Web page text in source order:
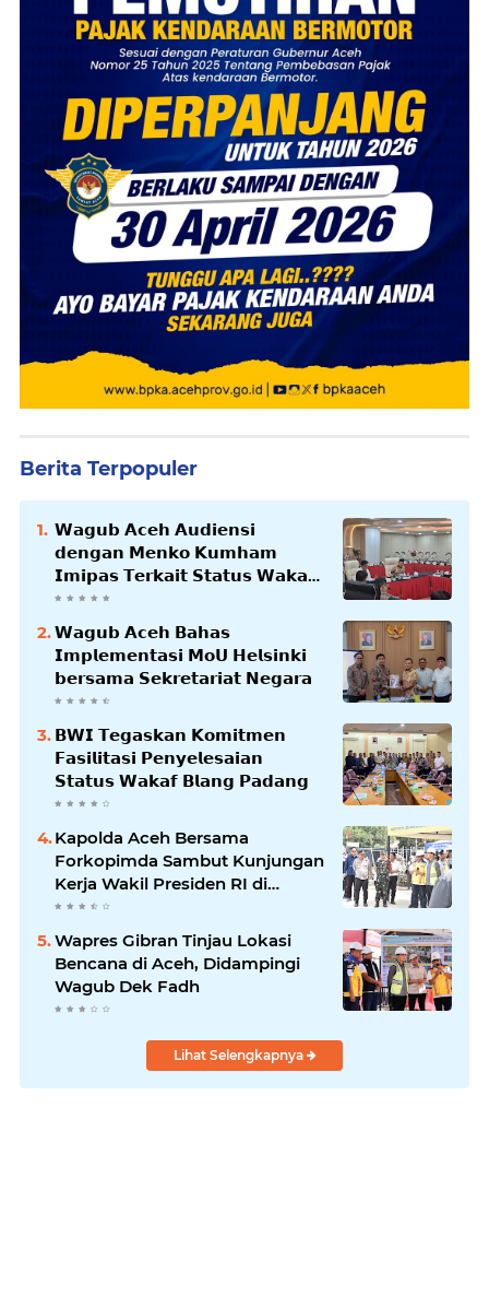
Berita Terpopuler
𝗪𝗮𝗴𝘂𝗯 𝗔𝗰𝗲𝗵 𝗔𝘂𝗱𝗶𝗲𝗻𝘀𝗶
𝗱𝗲𝗻𝗴𝗮𝗻 𝗠𝗲𝗻𝗸𝗼 𝗞𝘂𝗺𝗵𝗮𝗺
𝗜𝗺𝗶𝗽𝗮𝘀 𝗧𝗲𝗿𝗸𝗮𝗶𝘁 𝗦𝘁𝗮𝘁𝘂𝘀 𝗪𝗮𝗸𝗮𝗳
𝗕𝗹𝗮𝗻𝗴𝗽𝗮𝗱𝗮𝗻𝗴
𝗪𝗮𝗴𝘂𝗯 𝗔𝗰𝗲𝗵 𝗕𝗮𝗵𝗮𝘀
𝗜𝗺𝗽𝗹𝗲𝗺𝗲𝗻𝘁𝗮𝘀𝗶 𝗠𝗼𝗨 𝗛𝗲𝗹𝘀𝗶𝗻𝗸𝗶
𝗯𝗲𝗿𝘀𝗮𝗺𝗮 𝗦𝗲𝗸𝗿𝗲𝘁𝗮𝗿𝗶𝗮𝘁 𝗡𝗲𝗴𝗮𝗿𝗮
𝗕𝗪𝗜 𝗧𝗲𝗴𝗮𝘀𝗸𝗮𝗻 𝗞𝗼𝗺𝗶𝘁𝗺𝗲𝗻
𝗙𝗮𝘀𝗶𝗹𝗶𝘁𝗮𝘀𝗶 𝗣𝗲𝗻𝘆𝗲𝗹𝗲𝘀𝗮𝗶𝗮𝗻
𝗦𝘁𝗮𝘁𝘂𝘀 𝗪𝗮𝗸𝗮𝗳 𝗕𝗹𝗮𝗻𝗴 𝗣𝗮𝗱𝗮𝗻𝗴
Kapolda Aceh Bersama
Forkopimda Sambut Kunjungan
Kerja Wakil Presiden RI di
Kabupaten Bireuen
Wapres Gibran Tinjau Lokasi
Bencana di Aceh, Didampingi
Wagub Dek Fadh
Lihat Selengkapnya